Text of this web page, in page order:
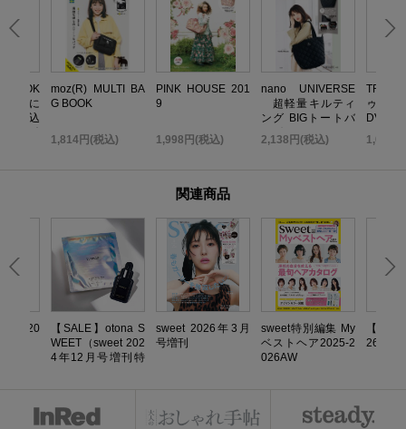
BOOK
限に
れ込
moz(R) MULTI BA
G BOOK
1,814円(税込)
PINK HOUSE 201
9
1,998円(税込)
nano UNIVERSE
超軽量キルティ
ング BIGトートバ
ッグBOOK
2,138円(税込)
TRF イ
ゥ・ダ
DVD
TOP
1,058
関連商品
20
【SALE】otona S
WEET（sweet 202
4年12月号増刊特
sweet 2026年3月
号増刊
sweet特別編集 My
ベストヘア2025-2
026AW
【
26年1